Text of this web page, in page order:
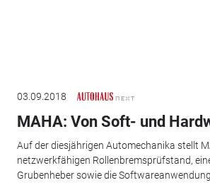
03.09.2018
MAHA: Von Soft- und
Auf der diesjährigen Automechanika stellt
netzwerkfähigen Rollenbremsprüfstand,
Grubenheber sowie die